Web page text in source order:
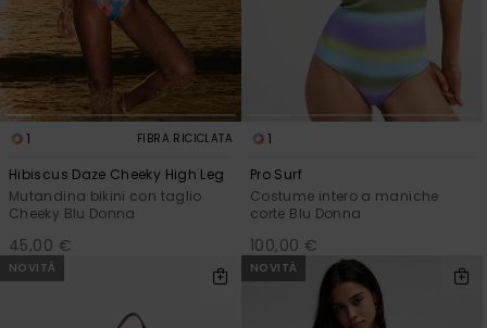
1 FIBRA RICICLATA
Hibiscus Daze Cheeky High Leg
Mutandina bikini con taglio
Cheeky Blu Donna
45,00 €
1
Pro Surf
Costume intero a maniche
corte Blu Donna
100,00 €
NOVITÀ NOVITÀ